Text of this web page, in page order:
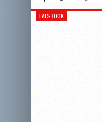
FACEBOOK